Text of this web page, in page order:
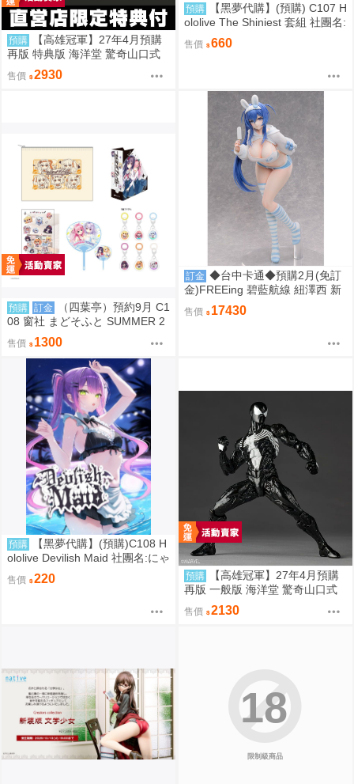
預購
【高雄冠軍】27年4月預購
再版 特典版 海洋堂 驚奇山口式
黑色戰衣蜘蛛人 共生體蜘蛛人 免
訂金0928
售價 2930
預購
【黑夢代購】(預購) C107 H
ololive The Shiniest 套組 社團名:
にゃろめのちゅーる 繪師:にゃろ
め
售價 660
預購 訂金
（四葉亭）預約9月 C1
08 窗社 まどそふと SUMMER 2
026 精品組 0814
售價 1300
訂金 ◆台中卡通◆預購2月(免訂
金)FREEing 碧藍航線 紐澤西 新
澤西 宿舍計劃Ver. 1/3 0917
售價 17430
預購
【黑夢代購】(預購)C108 H
ololive Devilish Maid 社團名:にゃ
ろめのちゅーる 繪師:にゃろめ
售價 220 預購
【高雄冠軍】27年4月預購
再版 一般版 海洋堂 驚奇山口式
黑色戰衣蜘蛛人 共生體蜘蛛人 免
訂金0928
售價 2130
限制級商品
18